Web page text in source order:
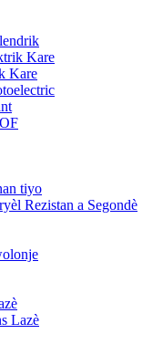
Kare
Kare
tiyo
Rezistan a Segondè
Lazè